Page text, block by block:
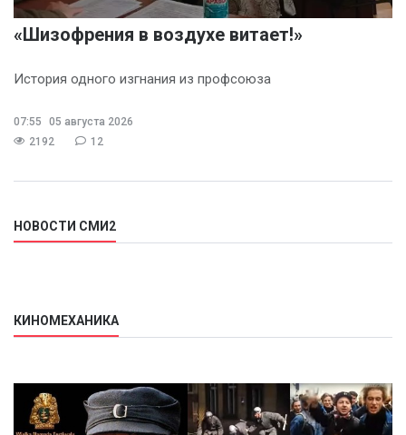
«Шизофрения в воздухе витает!»
История одного изгнания из профсоюза
07:55
05 августа 2026
2192
12
НОВОСТИ СМИ2
КИНОМЕХАНИКА